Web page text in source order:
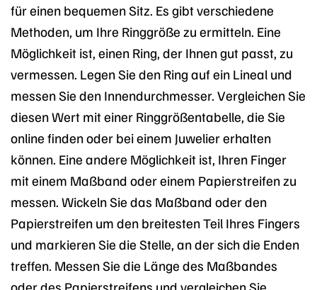
für einen bequemen Sitz. Es gibt verschiedene
Methoden, um Ihre Ringgröße zu ermitteln. Eine
Möglichkeit ist, einen Ring, der Ihnen gut passt, zu
vermessen. Legen Sie den Ring auf ein Lineal und
messen Sie den Innendurchmesser. Vergleichen Sie
diesen Wert mit einer Ringgrößentabelle, die Sie
online finden oder bei einem Juwelier erhalten
können. Eine andere Möglichkeit ist, Ihren Finger
mit einem Maßband oder einem Papierstreifen zu
messen. Wickeln Sie das Maßband oder den
Papierstreifen um den breitesten Teil Ihres Fingers
und markieren Sie die Stelle, an der sich die Enden
treffen. Messen Sie die Länge des Maßbandes
oder des Papierstreifens und vergleichen Sie